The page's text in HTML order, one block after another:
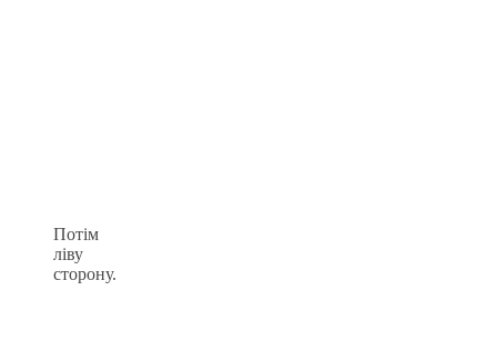
Потім
ліву
сторону.